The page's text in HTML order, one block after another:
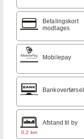
Betalingskort
modtages
Mobilepay
Bankoverførsel
0,2 km
Afstand til by